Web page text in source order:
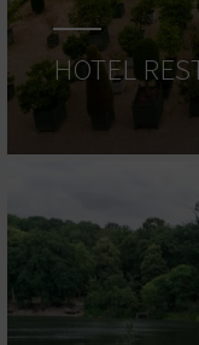
HOTEL